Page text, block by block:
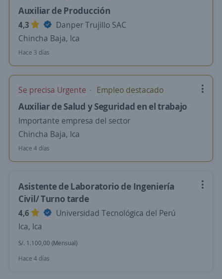
Auxiliar de Producción
4,3
Danper Trujillo SAC
Chincha Baja, Ica
Hace 3 días
Se precisa Urgente Empleo destacado
Auxiliar de Salud y Seguridad en el trabajo
Importante empresa del sector
Chincha Baja, Ica
Hace 4 días
Asistente de Laboratorio de Ingeniería
Civil/ Turno tarde
4,6
Universidad Tecnológica del Perú
Ica, Ica
S/. 1.100,00 (Mensual)
Hace 4 días